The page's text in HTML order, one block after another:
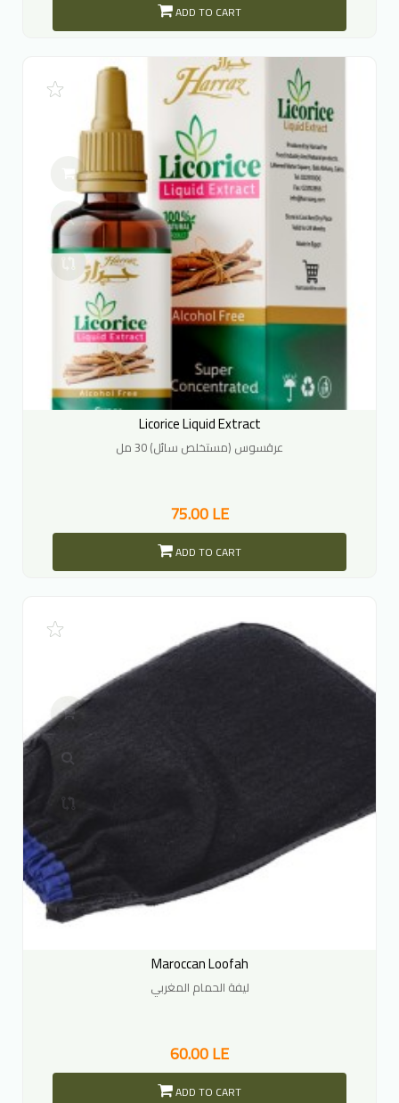
ADD TO CART
Licorice Liquid Extract
عرقسوس (مستخلص سائل) 30 مل
75.00 LE
ADD TO CART
Maroccan Loofah
ليفة الحمام المغربي
60.00 LE
ADD TO CART